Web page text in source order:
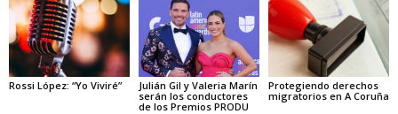
Rossi López: “Yo Viviré”
Julián Gil y Valeria Marín
serán los conductores
de los Premios PRODU
Protegiendo derechos
migratorios en A Coruña